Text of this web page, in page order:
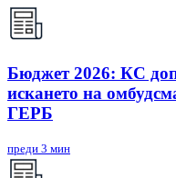
Бюджет 2026: КС
искането на
ГЕРБ
преди 3 мин